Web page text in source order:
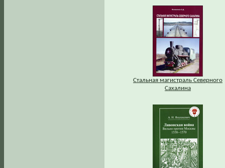
Стальная магистраль Северного
Сахалина